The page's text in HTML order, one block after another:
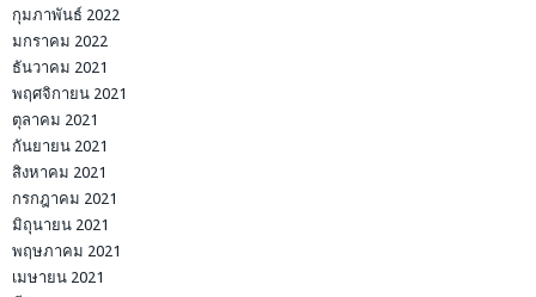
กุมภาพันธ์ 2022
มกราคม 2022
ธันวาคม 2021
พฤศจิกายน 2021
ตุลาคม 2021
กันยายน 2021
สิงหาคม 2021
กรกฎาคม 2021
มิถุนายน 2021
พฤษภาคม 2021
เมษายน 2021